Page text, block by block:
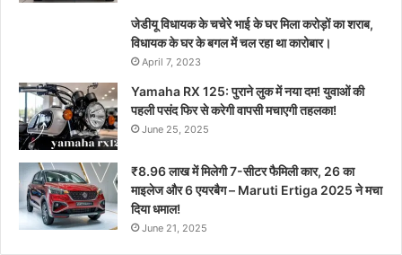
जेडीयू विधायक के चचेरे भाई के घर मिला करोड़ों का शराब,
विधायक के घर के बगल में चल रहा था कारोबार।
April 7, 2023
Yamaha RX 125: पुराने लुक में नया दम! युवाओं की
पहली पसंद फिर से करेगी वापसी मचाएगी तहलका!
June 25, 2025
₹8.96 लाख में मिलेगी 7-सीटर फैमिली कार, 26 का
माइलेज और 6 एयरबैग – Maruti Ertiga 2025 ने मचा
दिया धमाल!
June 21, 2025